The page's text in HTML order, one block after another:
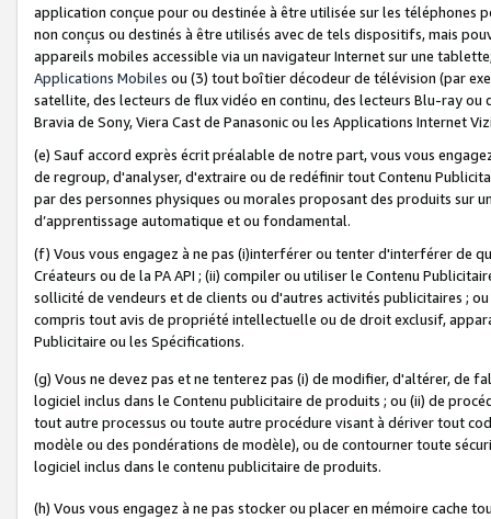
application conçue pour ou destinée à être utilisée sur les téléphones
non conçus ou destinés à être utilisés avec de tels dispositifs, mais
appareils mobiles accessible via un navigateur Internet sur une
Applications Mobiles ou (3) tout boîtier décodeur de télévision (par
satellite, des lecteurs de flux vidéo en continu, des lecteurs Blu-ray
Bravia de Sony, Viera Cast de Panasonic ou les Applications Internet
(e) Sauf accord exprès écrit préalable de notre part, vous vous
de regroup, d'analyser, d'extraire ou de redéfinir tout Contenu
par des personnes physiques ou morales proposant des produits sur
d’apprentissage automatique et ou fondamental.
(f) Vous vous engagez à ne pas (i)interférer ou tenter d'interférer de
Créateurs ou de la PA API ; (ii) compiler ou utiliser le Contenu
sollicité de vendeurs et de clients ou d'autres activités publicitaires ;
compris tout avis de propriété intellectuelle ou de droit exclusif,
Publicitaire ou les Spécifications.
(g) Vous ne devez pas et ne tenterez pas (i) de modifier, d'altérer, de
logiciel inclus dans le Contenu publicitaire de produits ; ou (ii) de
tout autre processus ou toute autre procédure visant à dériver tout
modèle ou des pondérations de modèle), ou de contourner toute
logiciel inclus dans le contenu publicitaire de produits.
(h) Vous vous engagez à ne pas stocker ou placer en mémoire cache